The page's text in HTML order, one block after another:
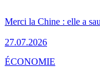
Merci la Chine : elle a
27.07.2026
ÉCONOMIE